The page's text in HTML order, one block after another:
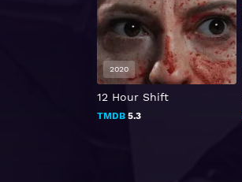
12 Hour Shift
TMDB 5.3
2020